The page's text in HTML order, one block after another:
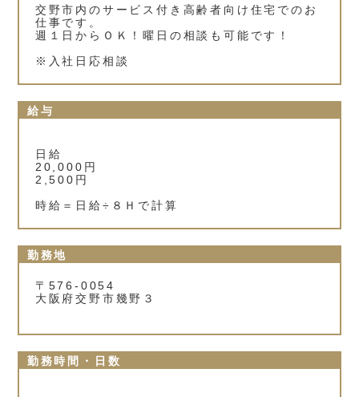
交野市内のサービス付き高齢者向け住宅でのお
仕事です。
週１日からＯＫ！曜日の相談も可能です！
※入社日応相談
給与
日給
20,000円
2,500円
時給＝日給÷８Ｈで計算
勤務地
〒576-0054
大阪府交野市幾野３
勤務時間・日数